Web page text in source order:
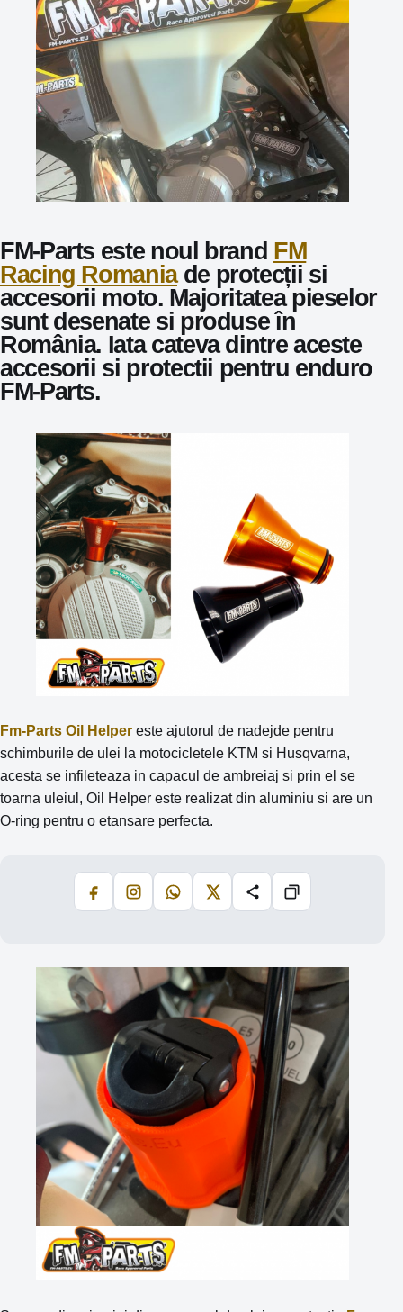
FM-Parts este noul brand FM
Racing Romaniade protecții si
accesorii moto. Majoritatea pieselor
sunt desenate si produse în
România. Iata cateva dintre aceste
accesorii si protectii pentru enduro
FM-Parts.
Fm-Parts Oil Helper este ajutorul de nadejde pentru
schimburile de ulei la motocicletele KTM si Husqvarna,
acesta se infileteaza in capacul de ambreiaj si prin el se
toarna uleiul, Oil Helper este realizat din aluminiu si are un
O-ring pentru o etansare perfecta.
FacebookInstagramWhatsApp
X Share Copiază